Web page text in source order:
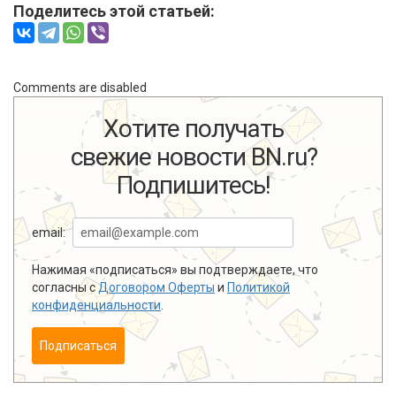
Поделитесь этой статьей:
Comments are disabled
Хотите получать
свежие новости BN.ru?
Подпишитесь!
email:
Нажимая «подписаться» вы подтверждаете, что
согласны сДоговором Оферты и Политикой
конфиденциальности
Подписаться